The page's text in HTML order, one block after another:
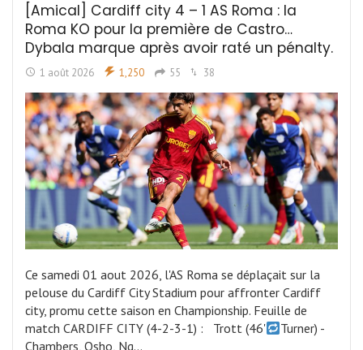
[Amical] Cardiff city 4 – 1 AS Roma : la
Roma KO pour la première de Castro…
Dybala marque après avoir raté un pénalty.
1 août 2026 1,250 55 38
Ce samedi 01 aout 2026, l'AS Roma se déplaçait sur la
pelouse du Cardiff City Stadium pour affronter Cardiff
city, promu cette saison en Championship. Feuille de
match CARDIFF CITY (4-2-3-1) : Trott (46'
Turner) -
Chambers, Osho, Ng…